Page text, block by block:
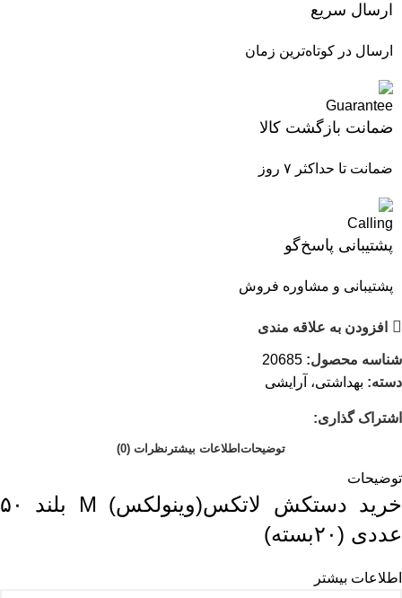
ارسال سریع
ارسال در کوتاه‌ترین زمان
ضمانت بازگشت کالا
ضمانت تا حداکثر ۷ روز
پشتیبانی پاسخ‌گو
پشتیبانی و مشاوره فروش
افزودن به علاقه مندی
شناسه محصول: 20685
دسته: بهداشتی، آرایشی
اشتراک گذاری:
توضیحات اطلاعات بیشتر نظرات (0)
توضیحات
خرید دستکش لاتکس(وینولکس) M بلند ۵۰
عددی (۲۰بسته)
اطلاعات بیشتر